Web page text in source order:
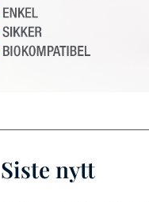
Siste nytt